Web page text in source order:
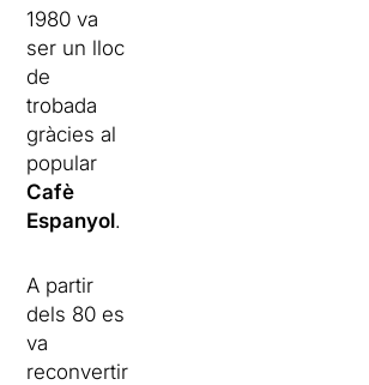
1980 va
ser un lloc
de
trobada
gràcies al
popular
Cafè
Espanyol.
A partir
dels 80 es
va
reconvertir